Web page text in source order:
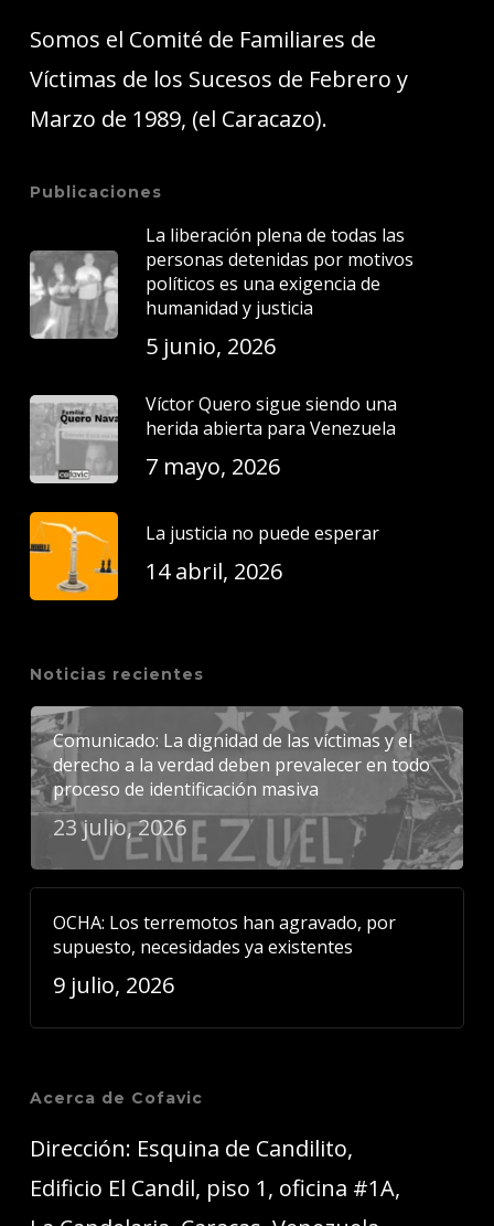
Somos el Comité de Familiares de
Víctimas de los Sucesos de Febrero y
Marzo de 1989, (el Caracazo).
Publicaciones
La liberación plena de todas las
personas detenidas por motivos
políticos es una exigencia de
humanidad y justicia
5 junio, 2026
Víctor Quero sigue siendo una
herida abierta para Venezuela
7 mayo, 2026
La justicia no puede esperar
14 abril, 2026
Noticias recientes
Comunicado: La dignidad de las víctimas y el
derecho a la verdad deben prevalecer en todo
proceso de identificación masiva
23 julio, 2026
OCHA: Los terremotos han agravado, por
supuesto, necesidades ya existentes
9 julio, 2026
Acerca de Cofavic
Dirección: Esquina de Candilito,
Edificio El Candil, piso 1, oficina #1A,